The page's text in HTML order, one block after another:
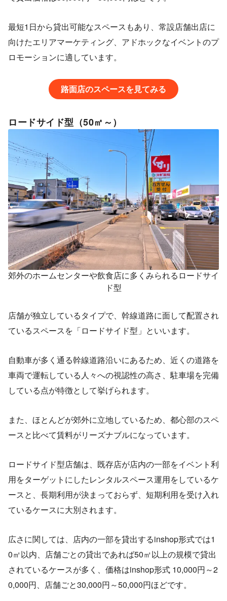
最短1日から貸出可能なスペースもあり、常設店舗出店に
向けたエリアマーケティング、アドホックなイベントのプ
ロモーションに適しています。
路面店のスペースを見てみる
ロードサイド型（50㎡～）
郊外のホームセンターや飲食店に多くみられるロードサイ
ド型
店舗が独立しているタイプで、幹線道路に面して配置され
ているスペースを「ロードサイド型」といいます。
自動車が多く通る幹線道路沿いにあるため、近くの道路を
車両で運転している人々への視認性の高さ、駐車場を完備
している点が特徴として挙げられます。
また、ほとんどが郊外に立地しているため、都心部のスペ
ースと比べて賃料がリーズナブルになっています。
ロードサイド型店舗は、既存店が店内の一部をイベント利
用をターゲットにしたレンタルスペース運用をしているケ
ースと、長期利用が決まっておらず、短期利用を受け入れ
ているケースに大別されます。
広さに関しては、店内の一部を貸出するinshop形式では1
0㎡以内、店舗ごとの貸出であれば50㎡以上の規模で貸出
されているケースが多く、価格はinshop形式 10,000円～2
0,000円、店舗ごと30,000円～50,000円ほどです。